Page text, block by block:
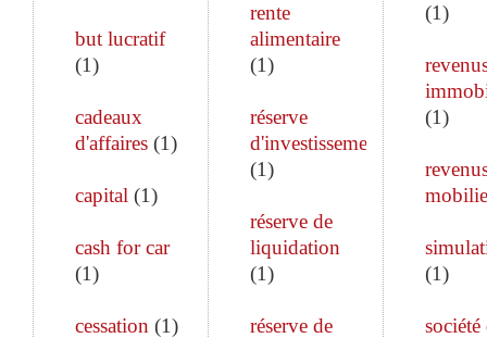
but lucratif
(1)
cadeaux
d'affaires (1)
capital (1)
cash for car
(1)
cessation (1)
rente
alimentaire
(1)
réserve
d'investissement
(1)
réserve de
liquidation
(1)
réserve de
(1)
(1)
(1)
société